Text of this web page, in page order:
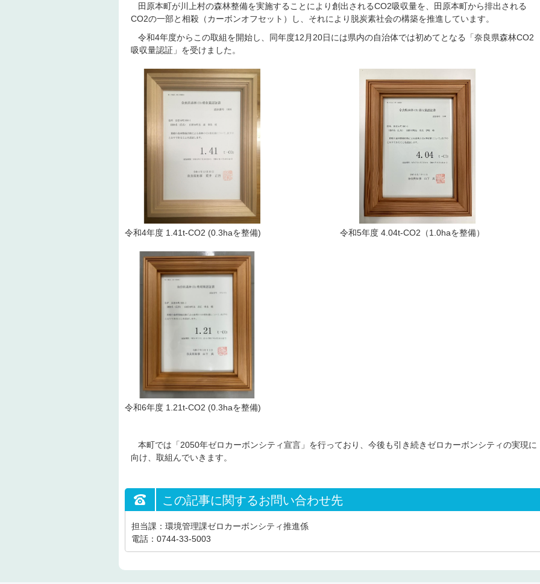
田原本町が川上村の森林整備を実施することにより創出されるCO2吸収量を、田原本町から排出される
CO2の一部と相殺（カーボンオフセット）し、それにより脱炭素社会の構築を推進しています。
令和4年度からこの取組を開始し、同年度12月20日には県内の自治体では初めてとなる「奈良県森林CO2
吸収量認証」を受けました。
令和4年度 1.41t-CO2 (0.3haを整備) 令和5年度 4.04t-CO2（1.0haを整備）
令和6年度 1.21t-CO2 (0.3haを整備)
本町では「2050年ゼロカーボンシティ宣言」を行っており、今後も引き続きゼロカーボンシティの実現に
向け、取組んでいきます。
この記事に関するお問い合わせ先
担当課：環境管理課ゼロカーボンシティ推進係
電話：0744-33-5003